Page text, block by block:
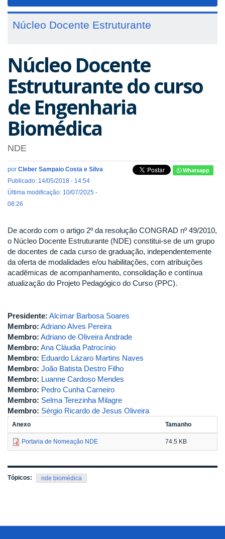
Núcleo Docente Estruturante
Núcleo Docente
Estruturante do curso
de Engenharia
Biomédica
NDE
por Cleber Sampaio Costa e Silva
Publicado: 14/05/2018 - 14:54
Última modificação: 10/07/2025 -
08:26
Whatsapp
De acordo com o artigo 2º da resolução CONGRAD nº 49/2010,
o Núcleo Docente Estruturante (NDE) constitui-se de um grupo
de docentes de cada curso de graduação, independentemente
da oferta de modalidades e/ou habilitações, com atribuições
acadêmicas de acompanhamento, consolidação e contínua
atualização do Projeto Pedagógico do Curso (PPC).
Presidente: Alcimar Barbosa Soares
Membro: Adriano Alves Pereira
Membro: Adriano de Oliveira Andrade
Membro: Ana Cláudia Patrocínio
Membro: Eduardo Lázaro Martins Naves
Membro: João Batista Destro Filho
Membro: Luanne Cardoso Mendes
Membro: Pedro Cunha Carneiro
Membro: Selma Terezinha Milagre
Membro: Sérgio Ricardo de Jesus Oliveira
Anexo Tamanho
Portaria de Nomeação NDE 74.5 KB
Tópicos: nde biomédica